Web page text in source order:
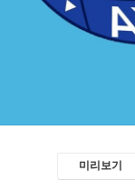
미리보기